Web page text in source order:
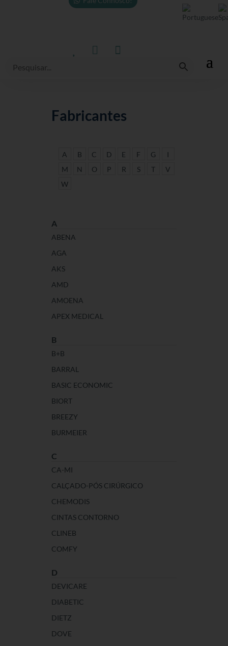
 
Fabricantes
A B C D E F G
I
M
N O P R S T
V
W
A
ABENA
AGA
AKS
AMD
AMOENA
APEX MEDICAL
B
B+B
BARRAL
BASIC ECONOMIC
BIORT
BREEZY
BURMEIER
C
CA-MI
CALÇADO-PÓS CIRÚRGICO
CHEMODIS
CINTAS CONTORNO
CLINEB
COMFY
D
DEVICARE
DIABETIC
DIETZ
DOVE